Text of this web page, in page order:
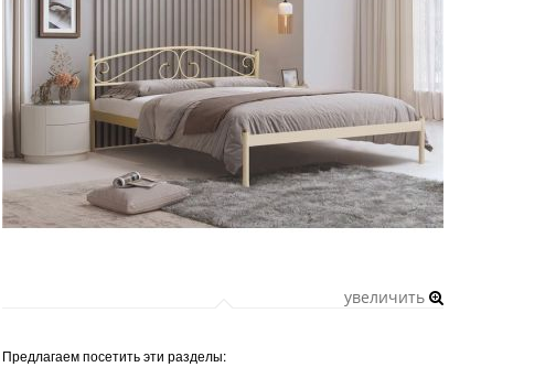
увеличить
Предлагаем посетить эти разделы: